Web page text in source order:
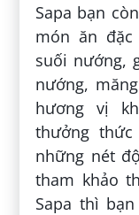
Sapa bạn
món ăn đặc
suối nướng,
nướng,
hương vị
thưởng
những nét
tham khảo
Sapa thì